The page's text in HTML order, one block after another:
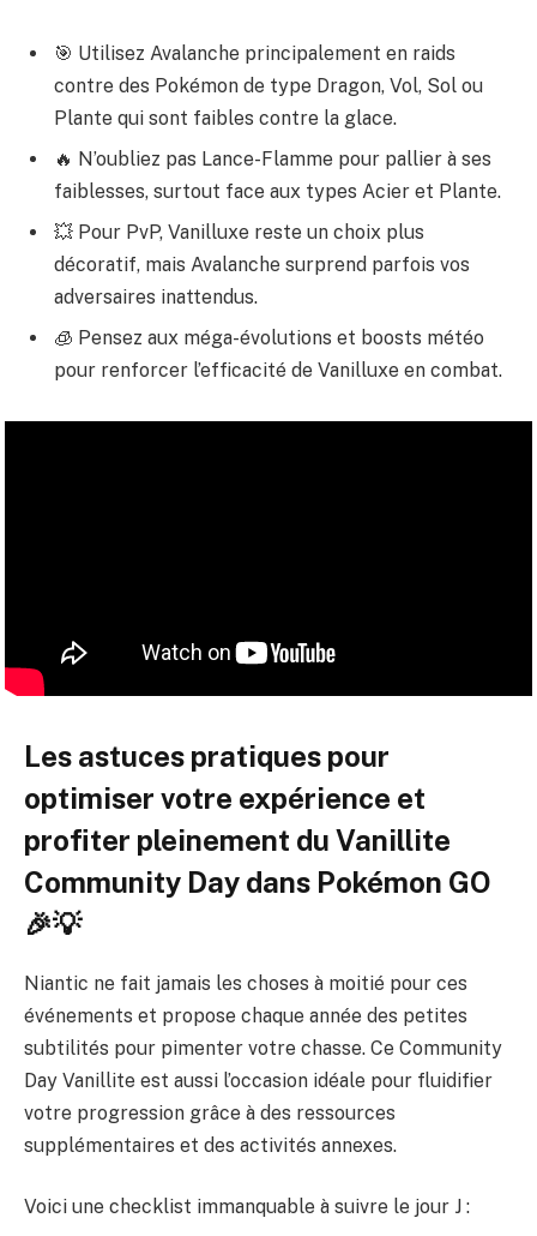
🎯 Utilisez Avalanche principalement en raids
contre des Pokémon de type Dragon, Vol, Sol ou
Plante qui sont faibles contre la glace.
🔥 N’oubliez pas Lance-Flamme pour pallier à ses
faiblesses, surtout face aux types Acier et Plante.
💥 Pour PvP, Vanilluxe reste un choix plus
décoratif, mais Avalanche surprend parfois vos
adversaires inattendus.
🧊 Pensez aux méga-évolutions et boosts météo
pour renforcer l’efficacité de Vanilluxe en combat.
Les astuces pratiques pour
optimiser votre expérience et
profiter pleinement du Vanillite
Community Day dans Pokémon GO
🎉💡
Niantic ne fait jamais les choses à moitié pour ces
événements et propose chaque année des petites
subtilités pour pimenter votre chasse. Ce Community
Day Vanillite est aussi l’occasion idéale pour fluidifier
votre progression grâce à des ressources
supplémentaires et des activités annexes.
Voici une checklist immanquable à suivre le jour J :